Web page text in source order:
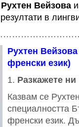
Рухтен Вейзова
в
Рухтен
френски език)
Разкажете ни
Казвам се
специалността
френски език.